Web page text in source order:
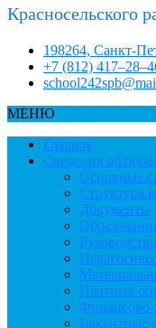
Красносельского
198264, Санкт-
+7 (812)
МЕНЮ
Главная
Сведения об
Основные
Структура
Документы
Руководство
Платные
Финансово-
Вакантные